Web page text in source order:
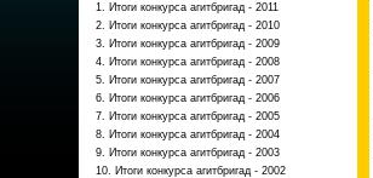
1. Итоги конкурса агитбригад - 2011
2. Итоги конкурса агитбригад - 2010
3. Итоги конкурса агитбригад - 2009
4. Итоги конкурса агитбригад - 2008
5. Итоги конкурса агитбригад - 2007
6. Итоги конкурса агитбригад - 2006
7. Итоги конкурса агитбригад - 2005
8. Итоги конкурса агитбригад - 2004
9. Итоги конкурса агитбригад - 2003
10. Итоги конкурса агитбригад - 2002